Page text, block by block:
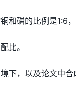
和磷的比例是1:6
比。
下，以及论文中